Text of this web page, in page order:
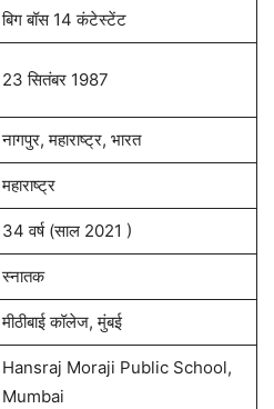
बिग बॉस 14 कंटेस्टेंट
23 सितंबर 1987
नागपुर, महाराष्ट्र, भारत
महाराष्ट्र
34 वर्ष (साल 2021 )
स्नातक
मीठीबाई कॉलेज, मुंबई
Hansraj Moraji Public School,
Mumbai